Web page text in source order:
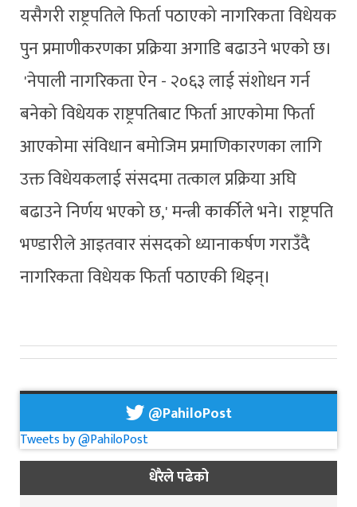
यसैगरी राष्ट्रपतिले फिर्ता पठाएको नागरिकता विधेयक
पुन प्रमाणीकरणका प्रक्रिया अगाडि बढाउने भएको छ।
'नेपाली नागरिकता ऐन - २०६३ लाई संशोधन गर्न
बनेको विधेयक राष्ट्रपतिबाट फिर्ता आएकोमा फिर्ता
आएकोमा संविधान बमोजिम प्रमाणिकारणका लागि
उक्त विधेयकलाई संसदमा तत्काल प्रक्रिया अघि
बढाउने निर्णय भएको छ,' मन्त्री कार्कीले भने। राष्ट्रपति
भण्डारीले आइतवार संसदको ध्यानाकर्षण गराउँदै
नागरिकता विधेयक फिर्ता पठाएकी थिइन्।
@PahiloPost
Tweets by @PahiloPost
धेरैले पढेको